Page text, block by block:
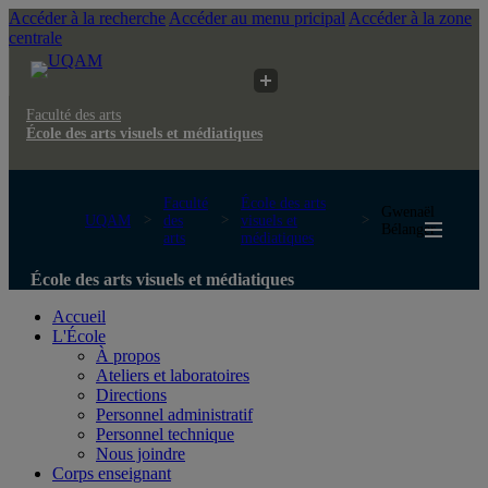
Accéder à la recherche Accéder au menu pricipal Accéder à la zone
centrale
Faculté des arts
École des arts visuels et médiatiques
UQAM
Faculté
des
arts
École des arts
visuels et
médiatiques
Gwenaël
Bélanger
École des arts visuels et médiatiques
Accueil
L'École
À propos
Ateliers et laboratoires
Directions
Personnel administratif
Personnel technique
Nous joindre
Corps enseignant